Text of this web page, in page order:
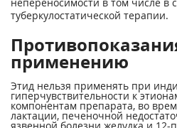
туберкулостатической терапии.
применению
Этид нельзя применять при
гиперчувствительности к
компонентам препарата, во
лактации, печеночной